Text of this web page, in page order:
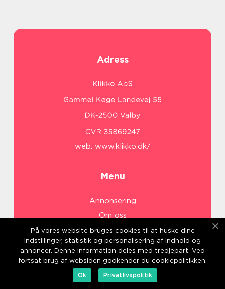
Adress
web: www.klikko.dk/
Menu
Annonsering
Om oss
Cookies
Kontakta oss
Sitemap
På vores website bruges cookies til at huske dine
indstillinger, statistik og personalisering af indhold og
annoncer. Denne information deles med tredjepart. Ved
fortsat brug af websiden godkender du cookiepolitikken.
Ok
Privatlivspolitik